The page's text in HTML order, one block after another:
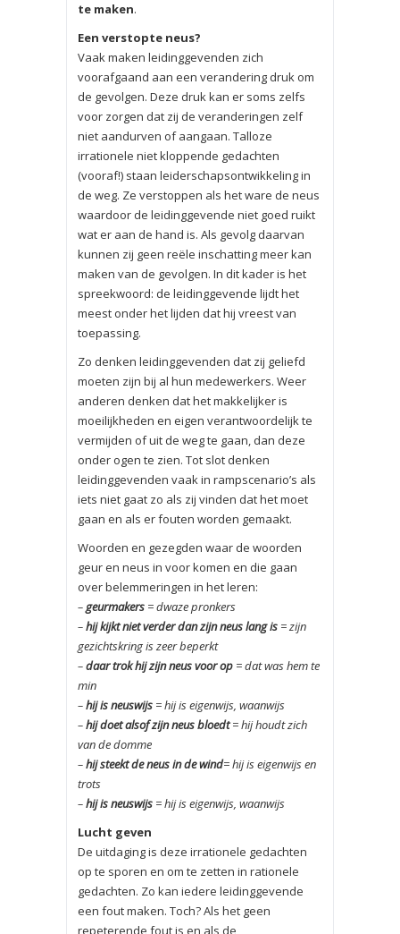
te maken.
Een verstopte neus?
Vaak maken leidinggevenden zich
voorafgaand aan een verandering druk om
de gevolgen. Deze druk kan er soms zelfs
voor zorgen dat zij de veranderingen zelf
niet aandurven of aangaan. Talloze
irrationele niet kloppende gedachten
(vooraf!) staan leiderschapsontwikkeling in
de weg. Ze verstoppen als het ware de neus
waardoor de leidinggevende niet goed ruikt
wat er aan de hand is. Als gevolg daarvan
kunnen zij geen reële inschatting meer kan
maken van de gevolgen. In dit kader is het
spreekwoord: de leidinggevende lijdt het
meest onder het lijden dat hij vreest van
toepassing.
Zo denken leidinggevenden dat zij geliefd
moeten zijn bij al hun medewerkers. Weer
anderen denken dat het makkelijker is
moeilijkheden en eigen verantwoordelijk te
vermijden of uit de weg te gaan, dan deze
onder ogen te zien. Tot slot denken
leidinggevenden vaak in rampscenario’s als
iets niet gaat zo als zij vinden dat het moet
gaan en als er fouten worden gemaakt.
Woorden en gezegden waar de woorden
geur en neus in voor komen en die gaan
over belemmeringen in het leren:
–geurmakers= dwaze pronkers
–hij kijkt niet verder dan zijn neus lang is= zijn
gezichtskring is zeer beperkt
–daar trok hij zijn neus voor op= dat was hem te
min
–hij is neuswijs= hij is eigenwijs, waanwijs
–hij doet alsof zijn neus bloedt= hij houdt zich
van de domme
–hij steekt de neus in de wind= hij is eigenwijs en
trots
–hij is neuswijs= hij is eigenwijs, waanwijs
Lucht geven
De uitdaging is deze irrationele gedachten
op te sporen en om te zetten in rationele
gedachten. Zo kan iedere leidinggevende
een fout maken. Toch? Als het geen
repeterende fout is en als de